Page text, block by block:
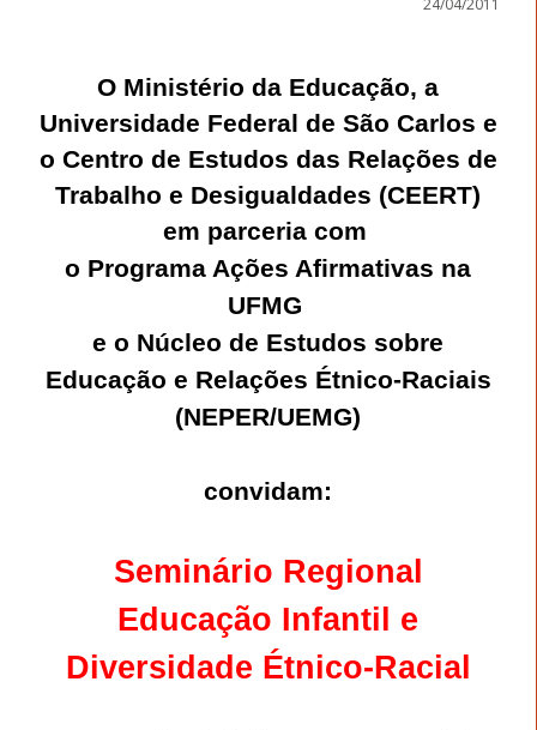
O Ministério da Educação, a
Universidade Federal de São Carlos e
o Centro de Estudos das Relações de
Trabalho e Desigualdades (CEERT)
em parceria com
o Programa Ações Afirmativas na
UFMG
e o Núcleo de Estudos sobre
Educação e Relações Étnico-Raciais
(NEPER/UEMG)
convidam:
Seminário Regional
Educação Infantil e
Diversidade Étnico-Racial